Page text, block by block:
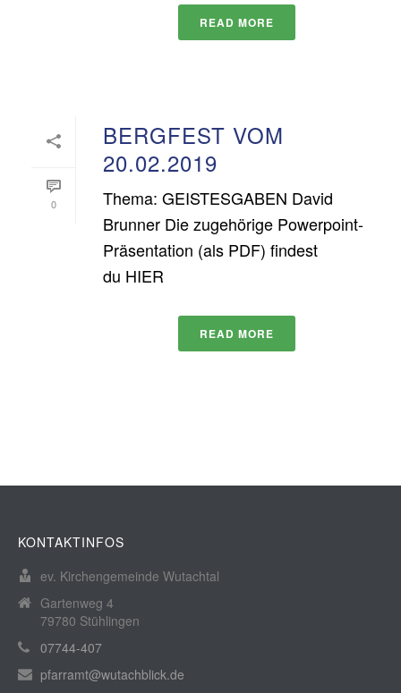
READ MORE
0
BERGFEST VOM
20.02.2019
Thema: GEISTESGABEN David
Brunner Die zugehörige Powerpoint-
Präsentation (als PDF) findest
du HIER
READ MORE
KONTAKTINFOS
ev. Kirchengemeinde Wutachtal
Gartenweg 4
79780 Stühlingen
07744-407
pfarramt@wutachblick.de